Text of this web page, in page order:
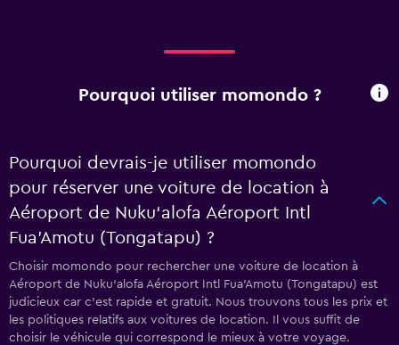
Pourquoi utiliser momondo ?
Pourquoi devrais-je utiliser momondo
pour réserver une voiture de location à
Aéroport de Nuku‘alofa Aéroport Intl
Fua'Amotu (Tongatapu) ?
Choisir momondo pour rechercher une voiture de location à
Aéroport de Nuku‘alofa Aéroport Intl Fua'Amotu (Tongatapu) est
judicieux car c'est rapide et gratuit. Nous trouvons tous les prix et
les politiques relatifs aux voitures de location. Il vous suffit de
choisir le véhicule qui correspond le mieux à votre voyage.